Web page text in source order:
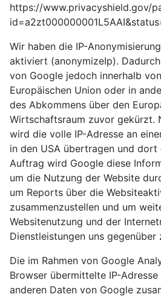
https://www.privacyshield.gov/
Wir haben die IP-
aktiviert (anonymizeIp).
von Google jedoch innerhalb
Europäischen Union oder in
des Abkommens über den
Wirtschaftsraum zuvor gekürzt.
wird die volle IP-Adresse an
in den USA übertragen und dort
Auftrag wird Google diese
um die Nutzung der Website
um Reports über die
zusammenzustellen und um
Websitenutzung und der
Dienstleistungen uns gegenüber
Die im Rahmen von Google
Browser übermittelte IP-
anderen Daten von Google